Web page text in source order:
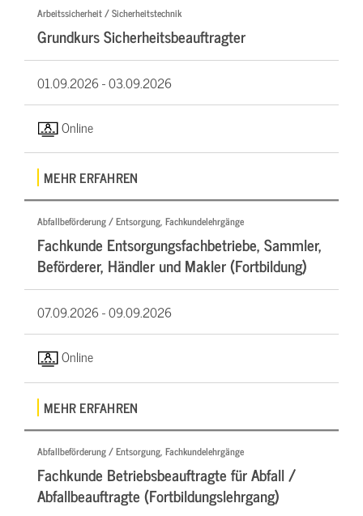
Arbeitssicherheit / Sicherheitstechnik
Grundkurs Sicherheitsbeauftragter
01.09.2026 -03.09.2026
Online
MEHR ERFAHREN
Abfallbeförderung / Entsorgung, Fachkundelehrgänge
Fachkunde Entsorgungsfachbetriebe, Sammler,
Beförderer, Händler und Makler (Fortbildung)
07.09.2026 -09.09.2026
Online
MEHR ERFAHREN
Abfallbeförderung / Entsorgung, Fachkundelehrgänge
Fachkunde Betriebsbeauftragte für Abfall /
Abfallbeauftragte (Fortbildungslehrgang)